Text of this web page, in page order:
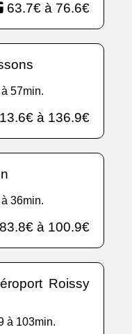
63.7€ à 76.6€
57min.
à 136.9€
36min.
83.8€ à 100.9€
Roissy
à 103min.